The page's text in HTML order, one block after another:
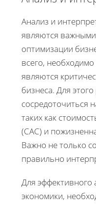
Анализ и
являются
оптимизации
всего,
являются
бизнеса. Для
сосредоточиться
таких как
(CAC) и
Важно не только
правильно
Для
экономики,